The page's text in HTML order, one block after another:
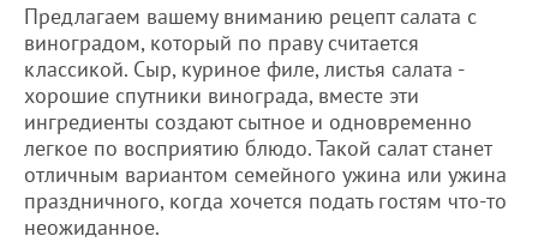
Предлагаем вашему вниманию рецепт салата с
виноградом, который по праву считается
классикой. Сыр, куриное филе, листья салата -
хорошие спутники винограда, вместе эти
ингредиенты создают сытное и одновременно
легкое по восприятию блюдо. Такой салат станет
отличным вариантом семейного ужина или ужина
праздничного, когда хочется подать гостям что-то
неожиданное.